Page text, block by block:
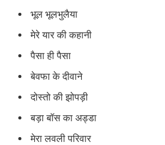
भूल भूलभुलैया
मेरे यार की कहानी
पैसा ही पैसा
बेवफा के दीवाने
दोस्तो की झोपड़ी
बड़ा बॉस का अड्डा
मेरा लवली परिवार